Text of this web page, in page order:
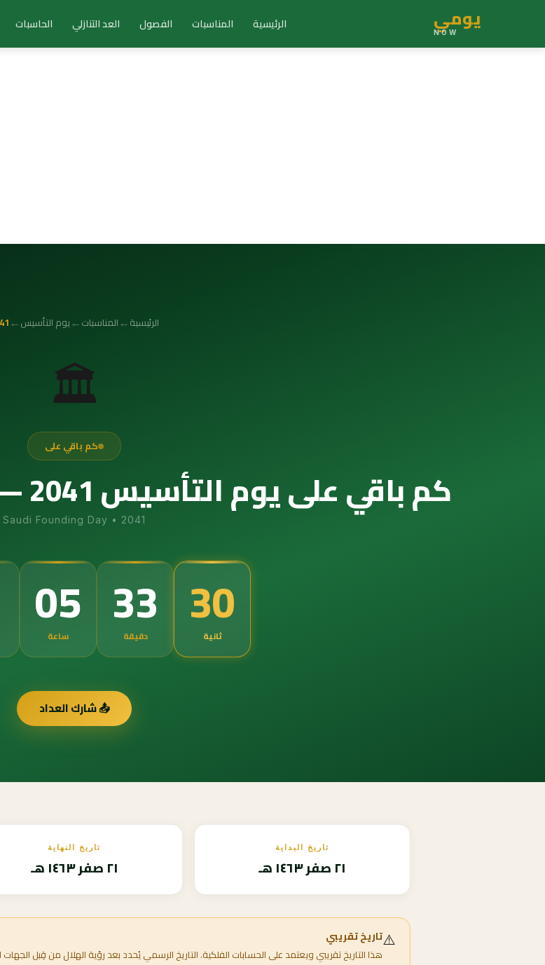
يومي
NOW الرئيسية المناسبات الفصول العد التنازلي الحاسبات
الرئيسية←المناسبات←يوم التأسيس←
🏛️
كم باقي على
كم باقي على يوم التأسيس 2041 — العداد التنازلي الدقيق
Saudi Founding Day • 2041
05
ساعة 33
دقيقة 29
ثانية
📤 شارك العداد
تاريخ البداية
٢١ صفر ١٤٦٣ هـ
تاريخ النهاية
٢١ صفر ١٤٦٣ هـ
⚠️تاريخ تقريبي
هذا التاريخ تقريبي ويعتمد على الحسابات الفلكية. التاريخ الرسمي يُحدد بعد رؤية الهلال من قِبل